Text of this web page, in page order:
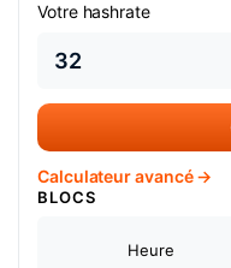
Votre hashrate
Calculateur avancé →
BLOCS
Heure